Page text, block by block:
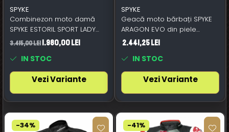
SPYKE
Combinezon moto damă
SPYKE ESTORIL SPORT LADY
negru
3.415,00 Lei1.980,00 Lei
IN STOC
Vezi Variante
SPYKE
Geacă moto bărbați SPYKE
ARAGON EVO din piele
negru/alb/roșu aprins
2.441,25 Lei
IN STOC
Vezi Variante
-34% -41%